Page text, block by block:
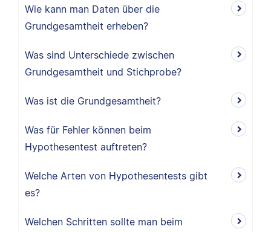
Wie kann man Daten über die
Grundgesamtheit erheben?
Was sind Unterschiede zwischen
Grundgesamtheit und Stichprobe?
Was ist die Grundgesamtheit?
Was für Fehler können beim
Hypothesentest auftreten?
Welche Arten von Hypothesentests gibt
es?
Welchen Schritten sollte man beim